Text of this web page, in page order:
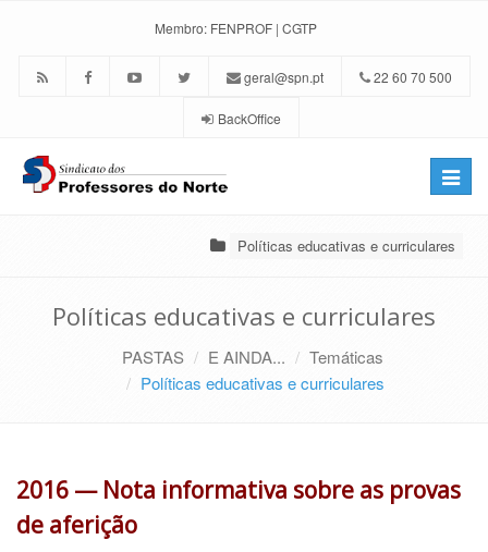
Membro: FENPROF | CGTP
geral@spn.pt 22 60 70 500
BackOffice
Toggle
Políticas educativas e curriculares
Políticas educativas e curriculares
PASTAS E AINDA...
Temáticas
Políticas educativas e curriculares
2016 — Nota informativa sobre as provas
de aferição